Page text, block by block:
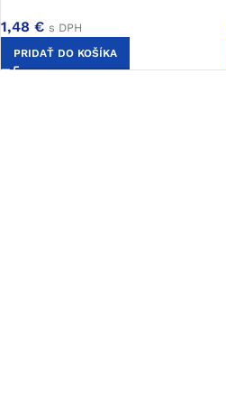
1,48 € s DPH
PRIDAŤ DO KOŠÍKA